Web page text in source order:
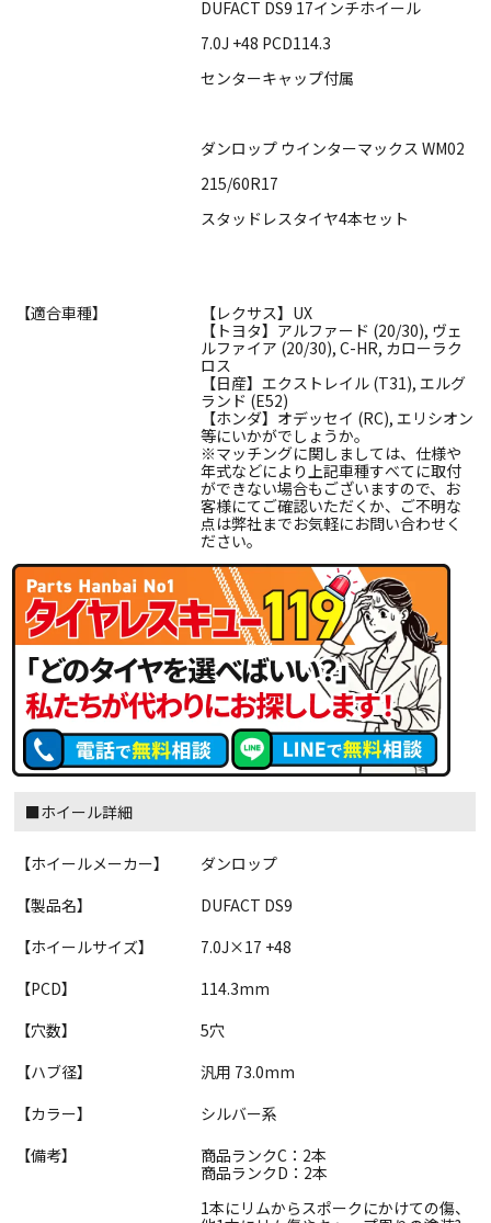
DUFACT DS9 17インチホイール
7.0J +48 PCD114.3
センターキャップ付属
ダンロップ ウインターマックス WM02
215/60R17
スタッドレスタイヤ4本セット
【適合車種】
【レクサス】UX
【トヨタ】アルファード (20/30), ヴェ
ルファイア (20/30), C-HR, カローラク
ロス
【日産】エクストレイル (T31), エルグ
ランド (E52)
【ホンダ】オデッセイ (RC), エリシオン
等にいかがでしょうか。
※マッチングに関しましては、仕様や
年式などにより上記車種すべてに取付
ができない場合もございますので、お
客様にてご確認いただくか、ご不明な
点は弊社までお気軽にお問い合わせく
ださい。
■ホイール詳細
【ホイールメーカー】
ダンロップ
【製品名】
DUFACT DS9
【ホイールサイズ】
7.0J×17 +48
【PCD】
114.3mm
【穴数】
5穴
【ハブ径】
汎用 73.0mm
【カラー】
シルバー系
【備考】
商品ランクC：2本
商品ランクD：2本
1本にリムからスポークにかけての傷、